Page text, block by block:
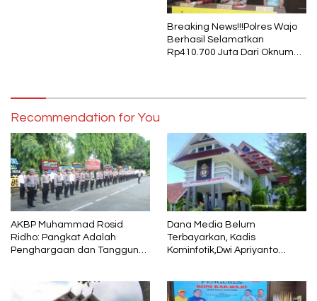
Breaking News!!!Polres Wajo
Berhasil Selamatkan
Rp410.700 Juta Dari Oknum
Recommendation for You
AKBP Muhammad Rosid
Ridho: Pangkat Adalah
Penghargaan dan Tanggung
Dana Media Belum
Terbayarkan, Kadis
Kominfotik,Dwi Apriyanto